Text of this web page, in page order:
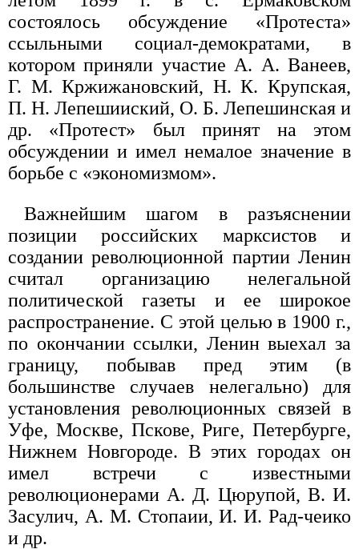
состоялось обсуждение «Протеста»
ссыльными социал-демократами, в
котором приняли участие А. А. Ванеев,
Г. М. Кржижановский, Н. К. Крупская,
П. Н. Лепешииский, О. Б. Лепешинская и
др. «Протест» был принят на этом
обсуждении и имел немалое значение в
борьбе с «экономизмом».
Важнейшим шагом в разъяснении
позиции российских марксистов и
создании революционной партии Ленин
считал организацию нелегальной
политической газеты и ее широкое
распространение. С этой целью в 1900 г.,
по окончании ссылки, Ленин выехал за
границу, побывав пред этим (в
большинстве случаев нелегально) для
установления революционных связей в
Уфе, Москве, Пскове, Риге, Петербурге,
Нижнем Новгороде. В этих городах он
имел встречи с известными
революционерами А. Д. Цюрупой, В. И.
Засулич, А. М. Стопаии, И. И. Рад-чеико
и др.